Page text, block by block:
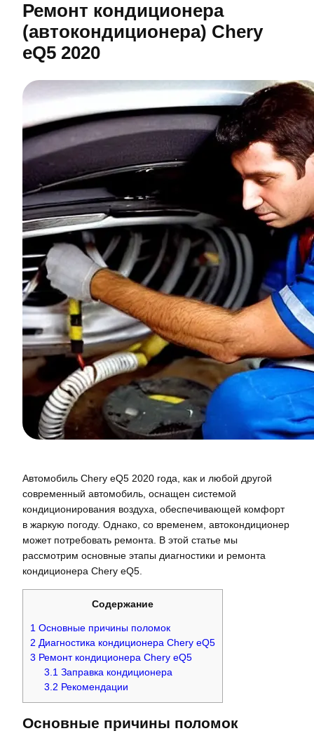
Ремонт кондиционера
(автокондиционера) Chery
eQ5 2020
Автомобиль Chery eQ5 2020 года, как и любой другой
современный автомобиль, оснащен системой
кондиционирования воздуха, обеспечивающей комфорт
в жаркую погоду. Однако, со временем, автокондиционер
может потребовать ремонта. В этой статье мы
рассмотрим основные этапы диагностики и ремонта
кондиционера Chery eQ5.
Содержание
1 Основные причины поломок
2 Диагностика кондиционера Chery eQ5
3 Ремонт кондиционера Chery eQ5
3.1 Заправка кондиционера
3.2 Рекомендации
Основные причины поломок